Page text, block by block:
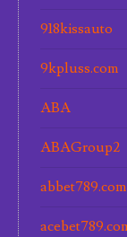
918kissauto
9kpluss.com
ABA
ABAGroup2
abbet789.com